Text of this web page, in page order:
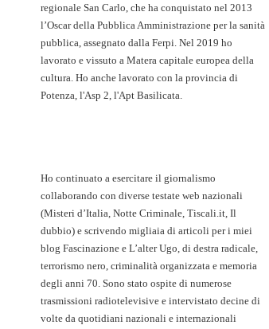
regionale San Carlo, che ha conquistato nel 2013
l’Oscar della Pubblica Amministrazione per la sanità
pubblica, assegnato dalla Ferpi. Nel 2019 ho
lavorato e vissuto a Matera capitale europea della
cultura. Ho anche lavorato con la provincia di
Potenza, l'Asp 2, l'Apt Basilicata.
Ho continuato a esercitare il giornalismo
collaborando con diverse testate web nazionali
(Misteri d’Italia, Notte Criminale, Tiscali.it, Il
dubbio) e scrivendo migliaia di articoli per i miei
blog Fascinazione e L’alter Ugo, di destra radicale,
terrorismo nero, criminalità organizzata e memoria
degli anni 70. Sono stato ospite di numerose
trasmissioni radiotelevisive e intervistato decine di
volte da quotidiani nazionali e internazionali